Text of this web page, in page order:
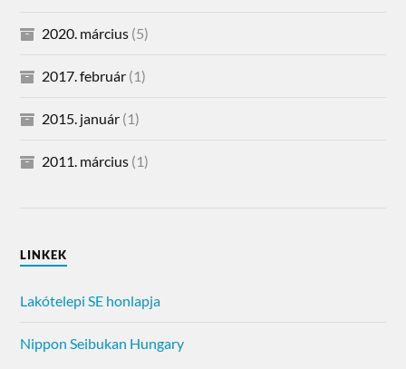
2020. március (5)
2017. február (1)
2015. január (1)
2011. március (1)
LINKEK
Lakótelepi SE honlapja
Nippon Seibukan Hungary